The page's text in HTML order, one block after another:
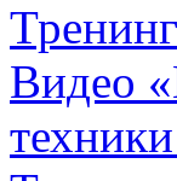
Видео